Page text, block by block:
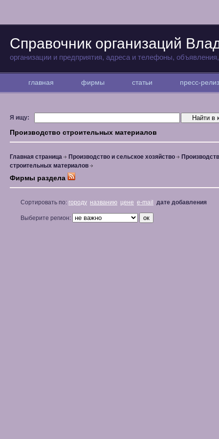
Справочник организаций
организации и предприятия, адреса и телефоны,
главная фирмы статьи пресс-
Я ищу:
Производство строительных материалов
Главная страница Производство и сельское хозяйство
строительных материалов
Фирмы раздела
Сортировать по: городу названию цене e-mail дате добавления
Выберите регион: